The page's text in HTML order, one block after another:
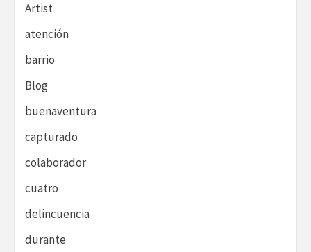
Artist
atención
barrio
Blog
buenaventura
capturado
colaborador
cuatro
delincuencia
durante